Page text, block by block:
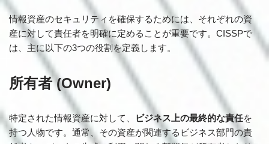
情報資産のセキュリティを確保するためには、それぞれの資
産に対して責任者を明確に定めることが重要です。CISSPで
は、主に以下の3つの役割を定義します。
所有者 (Owner)
特定された情報資産に対して、 ビジネス上の最終的な責任を
持つ人物です。通常、その資産が関連するビジネス部門の責